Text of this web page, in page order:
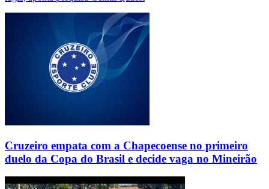
Cruzeiro empata com a Chapecoense no primeiro
duelo da Copa do Brasil e decide vaga no Mineirão